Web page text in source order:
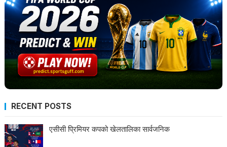
RECENT POSTS
एसीसी प्रिमियर कपको खेलतालिका सार्वजनिक